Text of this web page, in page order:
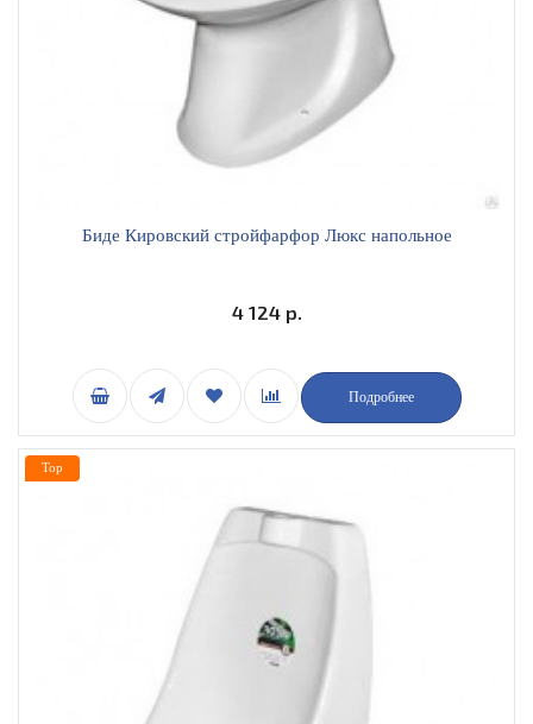
Биде Кировский стройфарфор Люкс напольное
4 124 р.
Подробнее
Top